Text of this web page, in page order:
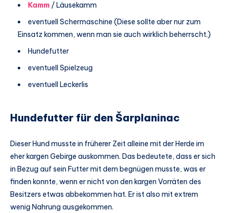
Kamm / Läusekamm
eventuell Schermaschine (Diese sollte aber nur zum
Einsatz kommen, wenn man sie auch wirklich beherrscht.)
Hundefutter
eventuell Spielzeug
eventuell Leckerlis
Hundefutter für den Šarplaninac
Dieser Hund musste in früherer Zeit alleine mit der Herde im
eher kargen Gebirge auskommen. Das bedeutete, dass er sich
in Bezug auf sein Futter mit dem begnügen musste, was er
finden konnte, wenn er nicht von den kargen Vorräten des
Besitzers etwas abbekommen hat. Er ist also mit extrem
wenig Nahrung ausgekommen.